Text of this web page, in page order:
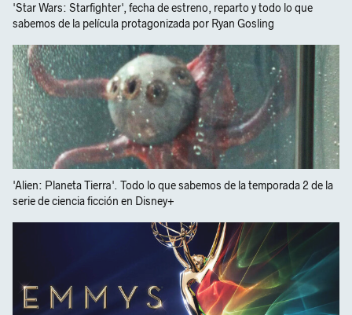
'Star Wars: Starfighter', fecha de estreno, reparto y todo lo que
sabemos de la película protagonizada por Ryan Gosling
'Alien: Planeta Tierra'. Todo lo que sabemos de la temporada 2 de la
serie de ciencia ficción en Disney+